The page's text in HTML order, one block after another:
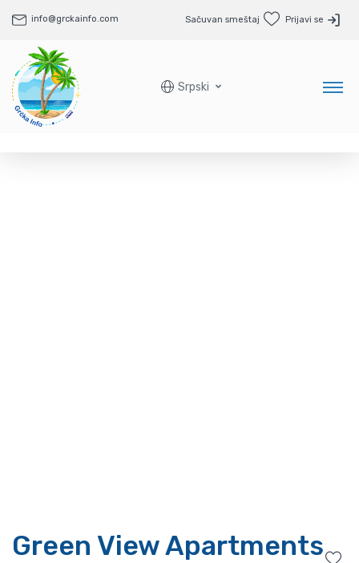
info@grckainfo.com Sačuvan smeštaj Prijavi se
Srpski
Green View Apartments